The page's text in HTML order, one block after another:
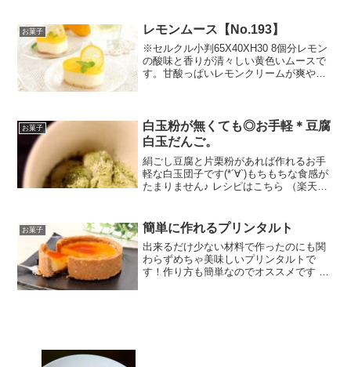
時間 300円前後 材料１８ｃｍデコ型１台
分卵グラニュー糖...
お菓子 レモンムース【No.193】
※セルクル小判65X40XH30 8個分レモン
の酸味と香りが清々しい黄色いムースで
す。甘酸っぱいレモンクリームが爽やか
糖薄力粉...
お菓子
白玉粉が無くても◎お手軽＊豆腐
白玉だんご。
絹ごし豆腐と片栗粉があれば作れるお手
軽な白玉団子です(*´∀`)もちもちな食感が
たまりません♪ レシピはこちら （楽天レ
お菓子 簡単に作れるプリンタルト
出来るだけ少ない材料で作ったのにも関
わらずめちゃ美味しいプリンタルトで
す！作り方も簡単なのでオススメです レ